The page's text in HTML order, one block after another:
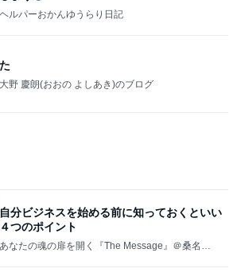
逃げ出すことすらできない子供